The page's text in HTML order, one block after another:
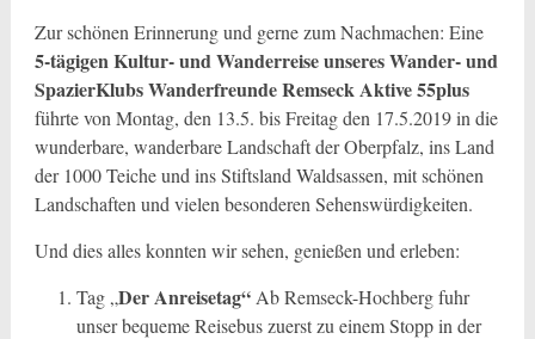
Zur schönen Erinnerung und gerne zum Nachmachen: Eine
5-tägigen Kultur- und Wanderreise unseres Wander- und
SpazierKlubs Wanderfreunde Remseck Aktive 55plus
führte von Montag, den 13.5. bis Freitag den 17.5.2019 in die
wunderbare, wanderbare Landschaft der Oberpfalz, ins Land
der 1000 Teiche und ins Stiftsland Waldsassen, mit schönen
Landschaften und vielen besonderen Sehenswürdigkeiten.
Und dies alles konnten wir sehen, genießen und erleben:
Tag „DerAnreisetag“Ab Remseck-Hochberg fuhr
unser bequeme Reisebus zuerst zu einem Stopp in der